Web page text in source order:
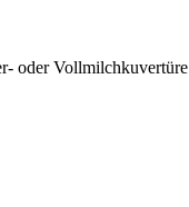
oder Vollmilchkuvertüre